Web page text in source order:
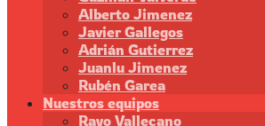
Alberto Jimenez
Javier Gallegos
Adrián Gutierrez
Juanlu Jimenez
Rubén Garea
Nuestros equipos
Rayo Vallecano